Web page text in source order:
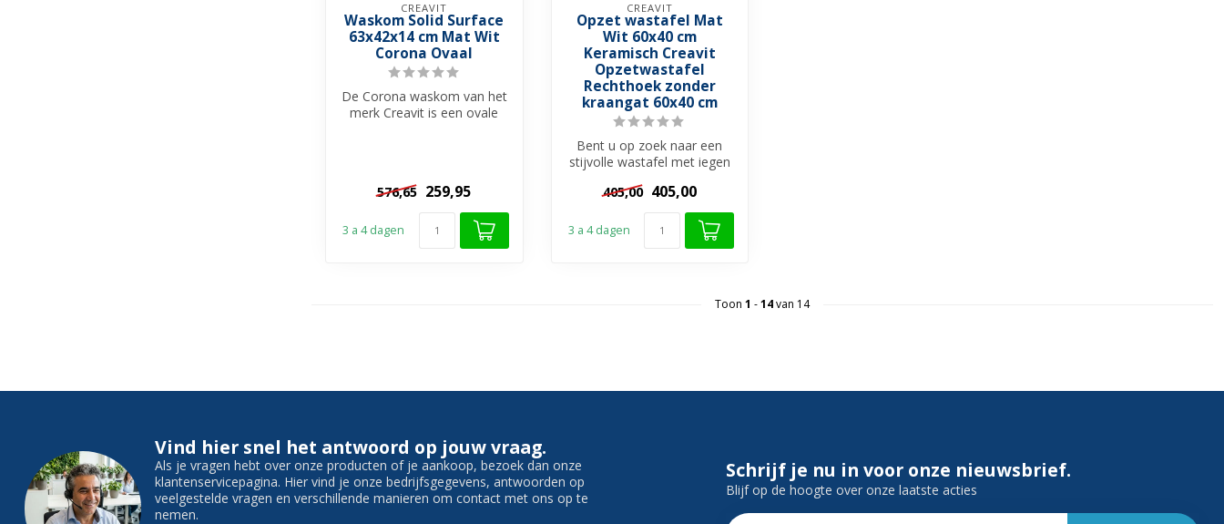
CREAVIT
Waskom Solid Surface
63x42x14 cm Mat Wit
Corona Ovaal
De Corona waskom van het
merk Creavit is een ovale
576,65 259,95
3 a 4 dagen
CREAVIT
Opzet wastafel Mat
Wit 60x40 cm
Keramisch Creavit
Opzetwastafel
Rechthoek zonder
kraangat 60x40 cm
Bent u op zoek naar een
stijvolle wastafel met iegen
405,00 405,00
3 a 4 dagen
Toon 1 -14van 14
Vind hier snel het antwoord op jouw vraag.
Als je vragen hebt over onze producten of je aankoop, bezoek dan onze
klantenservicepagina. Hier vind je onze bedrijfsgegevens, antwoorden op
veelgestelde vragen en verschillende manieren om contact met ons op te
nemen.
Schrijf je nu in voor onze nieuwsbrief.
Blijf op de hoogte over onze laatste acties